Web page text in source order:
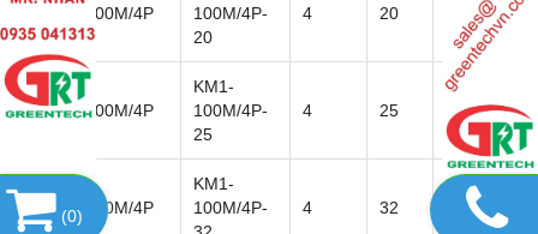
KM1-100M/4P
100M/4P-
20
4 20
KM1-100M/4P
KM1-
100M/4P-
25
4 25 35
KM1-100M/4P
KM1-
100M/4P-
4 32
(0)